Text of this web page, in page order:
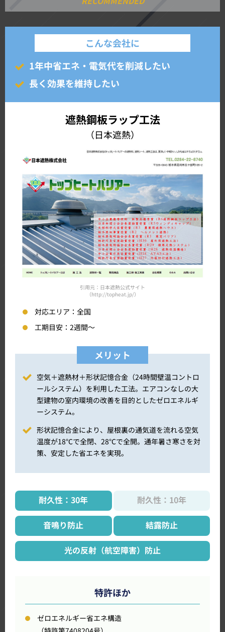
こんな会社に
1年中省エネ・電気代を削減したい
長く効果を維持したい
遮熱鋼板ラップ工法
（日本遮熱）
引用元：日本遮熱公式サイト
（http://topheat.jp/）
対応エリア： 全国
工期目安： 2週間～
メリット
空気＋遮熱材＋形状記憶合金（24時間壁温コントロ
ールシステム）を利用した工法。エアコンなしの大
型建物の室内環境の改善を目的としたゼロエネルギ
ーシステム。
形状記憶合金により、屋根裏の通気道を流れる空気
温度が18℃で全閉、28℃で全開。通年暑さ寒さを対
策、安定した省エネを実現。
耐久性：30年 耐久性：10年
音鳴り防止 結露防止
光の反射（航空障害）防止
特許ほか
ゼロエネルギー省エネ構造